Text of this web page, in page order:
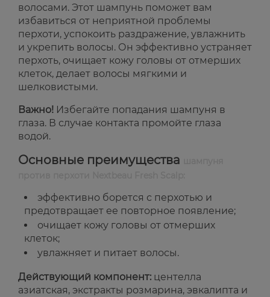
волосами. Этот шампунь поможет вам
избавиться от неприятной проблемы
перхоти, успокоить раздражение, увлажнить
и укрепить волосы. Он эффективно устраняет
перхоть, очищает кожу головы от отмерших
клеток, делает волосы мягкими и
шелковистыми.
Важно! Избегайте попадания шампуня в
глаза. В случае контакта промойте глаза
водой.
Основные преимущества
эффективно борется с перхотью и
предотвращает ее повторное появление;
очищает кожу головы от отмерших
клеток;
увлажняет и питает волосы.
Действующий компонент: центелла
азиатская, экстракты розмарина, эвкалипта и